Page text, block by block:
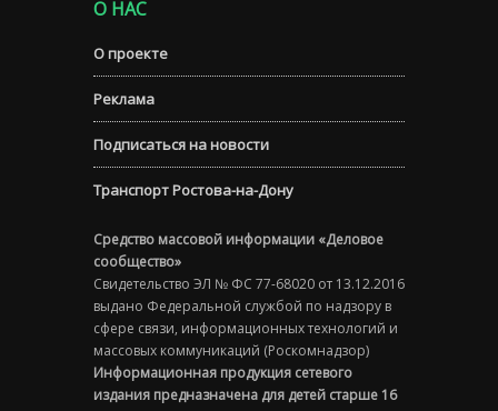
О НАС
О проекте
Реклама
Подписаться на новости
Транспорт Ростова-на-Дону
Средство массовой информации «Деловое
сообщество»
Свидетельство ЭЛ № ФС 77-68020 от 13.12.2016
выдано Федеральной службой по надзору в
сфере связи, информационных технологий и
массовых коммуникаций (Роскомнадзор)
Информационная продукция сетевого
издания предназначена для детей старше 16